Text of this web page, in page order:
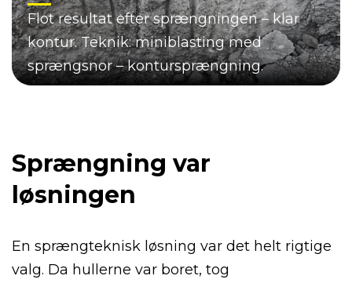
Flot resultat efter sprængningen – klar
kontur. Teknik: miniblasting med
sprængsnor – kontursprængning.
Sprængning var
løsningen
En sprængteknisk løsning var det helt rigtige
valg. Da hullerne var boret, tog